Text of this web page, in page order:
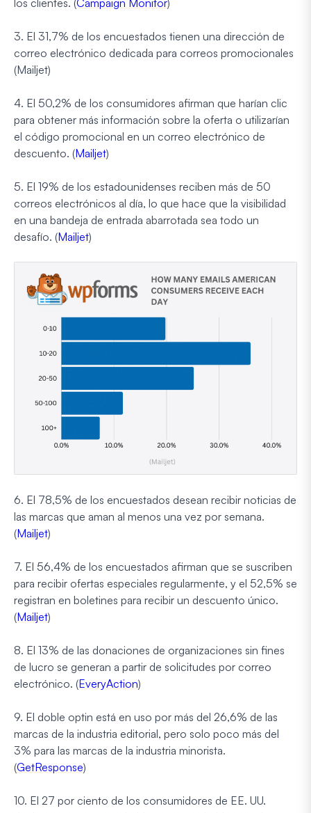
3. El 31,7% de los encuestados tienen una dirección de
correo electrónico dedicada para correos promocionales
(Mailjet)
4. El 50,2% de los consumidores afirman que harían clic
para obtener más información sobre la oferta o utilizarían
el código promocional en un correo electrónico de
descuento. (Mailjet)
5. El 19% de los estadounidenses reciben más de 50
correos electrónicos al día, lo que hace que la visibilidad
en una bandeja de entrada abarrotada sea todo un
desafío. (Mailjet)
6. El 78,5% de los encuestados desean recibir noticias de
las marcas que aman al menos una vez por semana.
(Mailjet)
7. El 56,4% de los encuestados afirman que se suscriben
para recibir ofertas especiales regularmente, y el 52,5% se
registran en boletines para recibir un descuento único.
(Mailjet)
8. El 13% de las donaciones de organizaciones sin fines
de lucro se generan a partir de solicitudes por correo
electrónico. (EveryAction)
9. El doble optin está en uso por más del 26,6% de las
marcas de la industria editorial, pero solo poco más del
3% para las marcas de la industria minorista.
(GetResponse)
10. El 27 por ciento de los consumidores de EE. UU.